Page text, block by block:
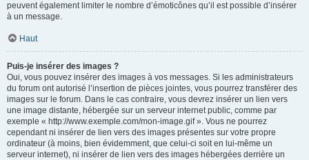
peuvent également limiter le nombre d’émoticônes qu’il est possible d’insérer
à un message.
Haut
Puis-je insérer des images ?
Oui, vous pouvez insérer des images à vos messages. Si les administrateurs
du forum ont autorisé l’insertion de pièces jointes, vous pourrez transférer des
images sur le forum. Dans le cas contraire, vous devrez insérer un lien vers
une image distante, hébergée sur un serveur internet public, comme par
exemple « http://www.exemple.com/mon-image.gif ». Vous ne pourrez
cependant ni insérer de lien vers des images présentes sur votre propre
ordinateur (à moins, bien évidemment, que celui-ci soit en lui-même un
serveur internet), ni insérer de lien vers des images hébergées derrière un